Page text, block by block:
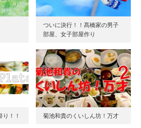
ついに決行！！髙橋家の男子
部屋、女子部屋作り
！！ 菊池和貴のくいしん坊！万才